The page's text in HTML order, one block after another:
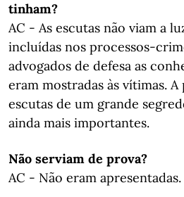
tinham?
AC - As escutas não viam a
incluídas nos processos-
advogados de defesa as
eram mostradas às vítimas.
escutas de um grande
ainda mais importantes.
Não serviam de prova?
AC - Não eram apresentadas.